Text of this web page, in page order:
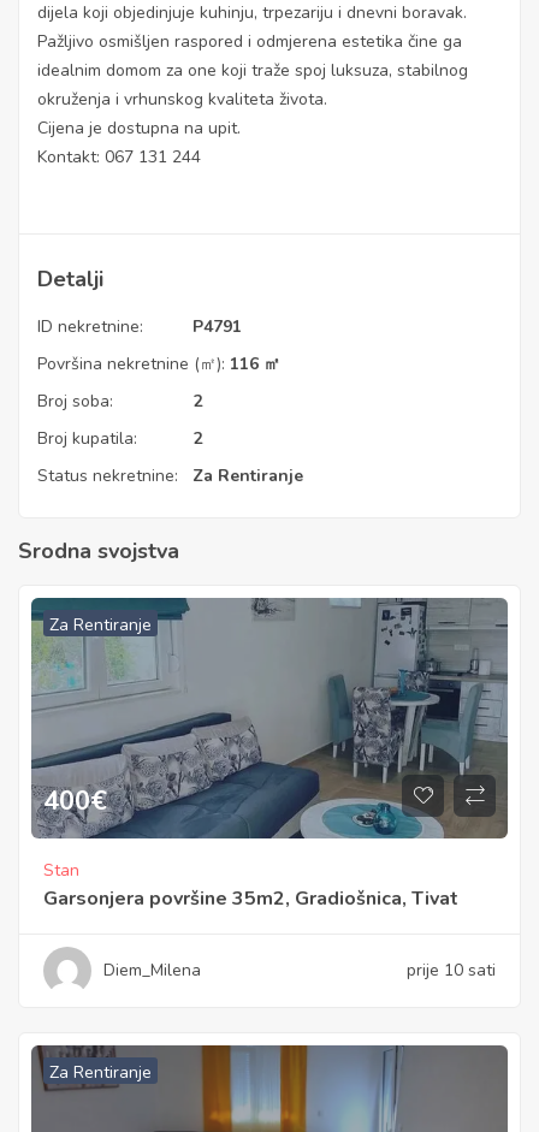
dijela koji objedinjuje kuhinju, trpezariju i dnevni boravak.
Pažljivo osmišljen raspored i odmjerena estetika čine ga
idealnim domom za one koji traže spoj luksuza, stabilnog
okruženja i vrhunskog kvaliteta života.
Cijena je dostupna na upit.
Kontakt: 067 131 244
Detalji
ID nekretnine:
P4791
Površina nekretnine (㎡): 116 ㎡
Broj soba:
2
Broj kupatila:
2
Status nekretnine:
Za Rentiranje
Srodna svojstva
Za Rentiranje
400€
Stan
Garsonjera površine 35m2, Gradiošnica, Tivat
Diem_Milena prije 10 sati
Za Rentiranje